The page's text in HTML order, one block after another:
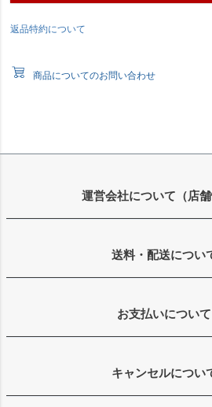
返品特約について
商品についてのお問い合わせ
運営会社について（店舗
送料・配送につい
お支払いについて
キャンセルについ